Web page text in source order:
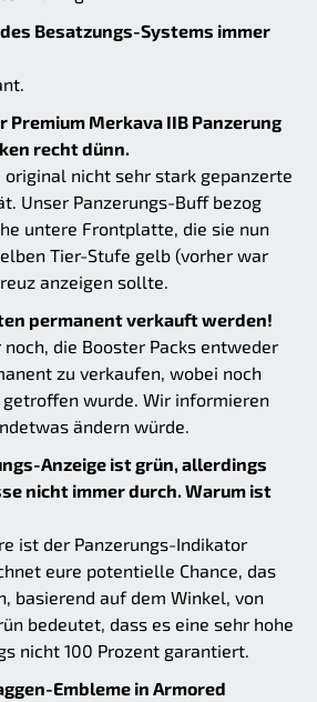
Besatzungs-Systems immer
Premium Merkava IIB Panzerung
recht dünn.
original nicht sehr stark gepanzerte
Unser Panzerungs-Buff bezog
untere Frontplatte, die sie nun
Tier-Stufe gelb (vorher war
anzeigen sollte.
permanent verkauft werden!
die Booster Packs entweder
zu verkaufen, wobei noch
getroffen wurde. Wir informieren
ändern würde.
Anzeige ist grün, allerdings
nicht immer durch. Warum ist
ist der Panzerungs-Indikator
eure potentielle Chance, das
basierend auf dem Winkel, von
bedeutet, dass es eine sehr hohe
nicht 100 Prozent garantiert.
Embleme in Armored